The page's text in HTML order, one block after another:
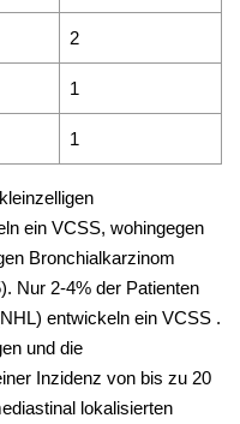
2
1
1
ein VCSS, wohingegen
Bronchialkarzinom
Nur 2-4% der Patienten
entwickeln ein VCSS .
und die
Inzidenz von bis zu 20
lokalisierten